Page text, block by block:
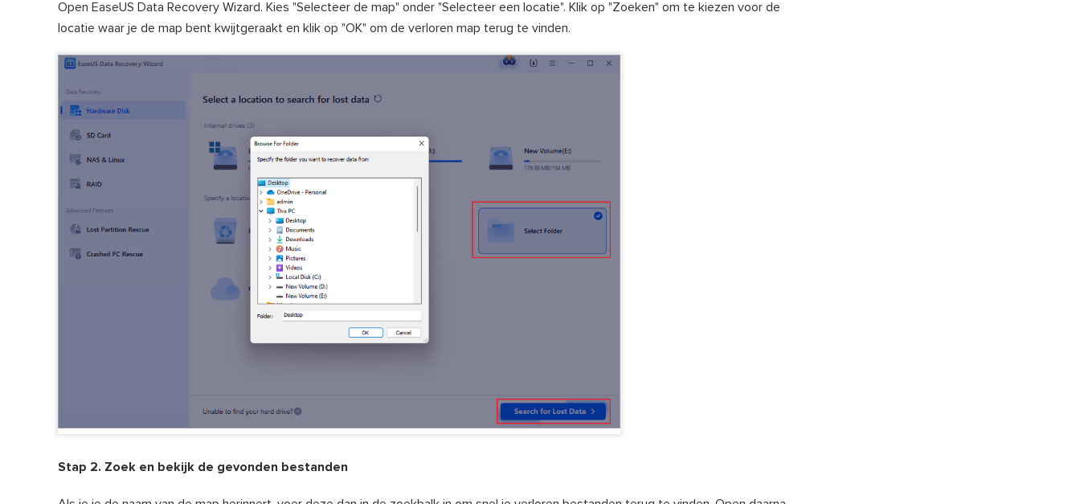
Open EaseUS Data Recovery Wizard. Kies "Selecteer de map" onder "Selecteer een locatie". Klik op "Zoeken" om te kiezen voor de
locatie waar je de map bent kwijtgeraakt en klik op "OK" om de verloren map terug te vinden.
Stap 2. Zoek en bekijk de gevonden bestanden